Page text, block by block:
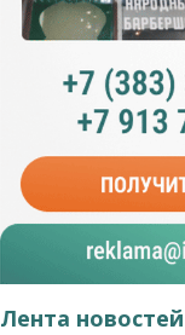
Лента новостей